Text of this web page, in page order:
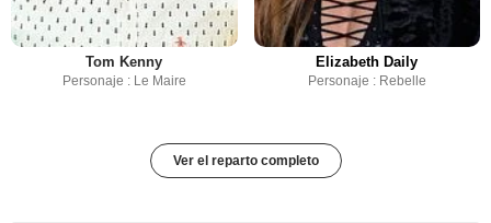
Tom Kenny
Personaje : Le Maire
Elizabeth Daily
Personaje : Rebelle
Ver el reparto completo